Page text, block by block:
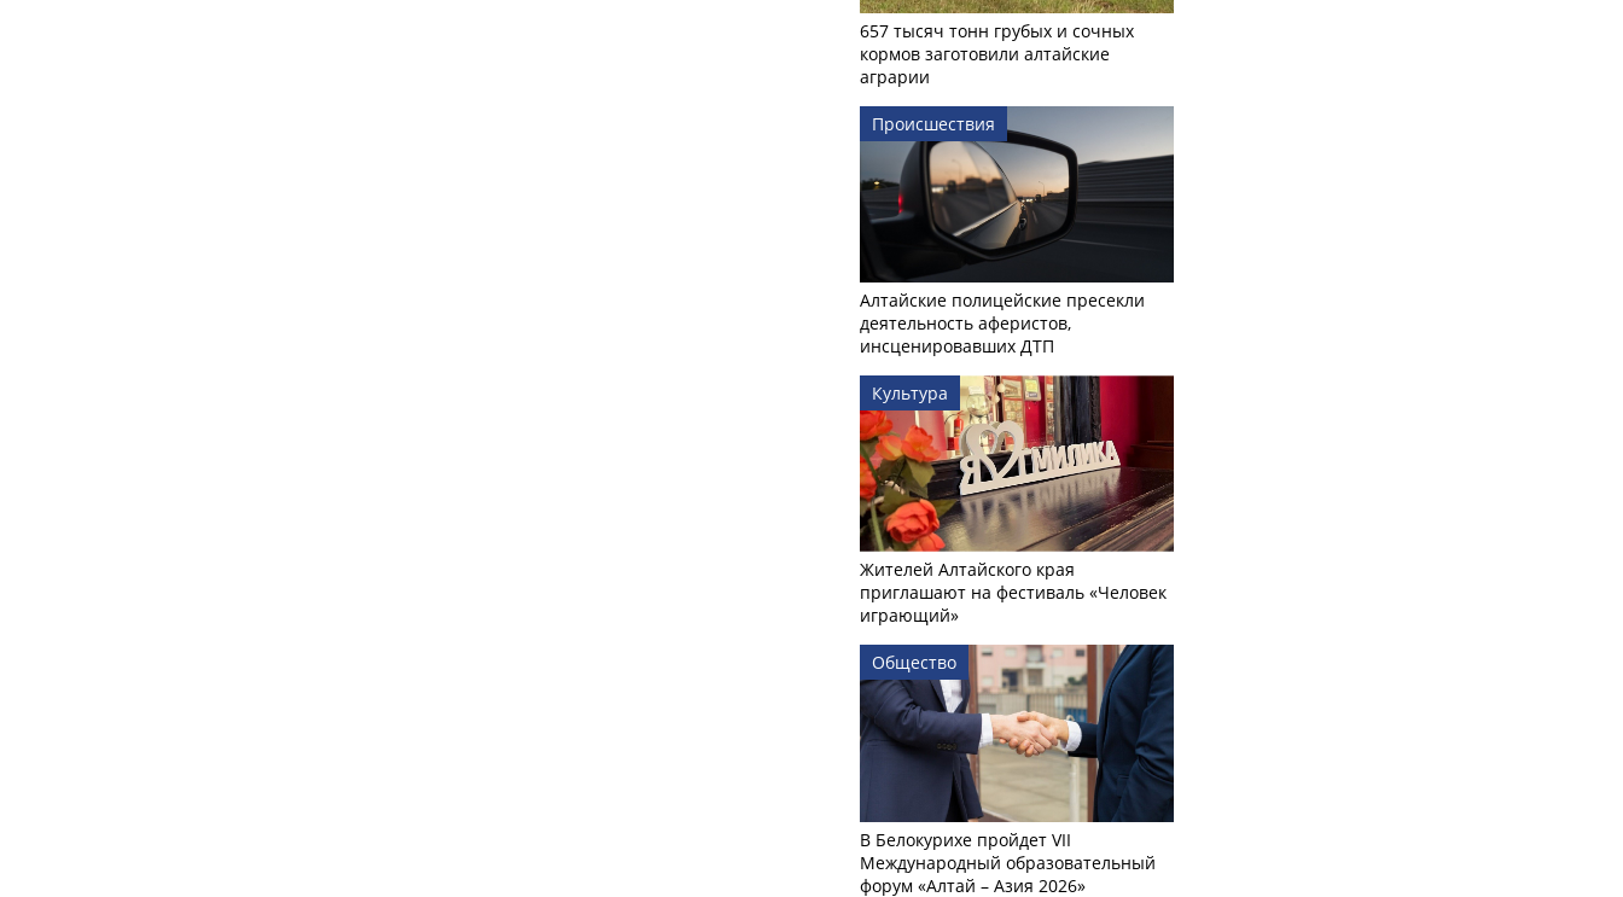
657 тысяч тонн грубых и сочных
кормов заготовили алтайские
аграрии
Происшествия
Алтайские полицейские пресекли
деятельность аферистов,
инсценировавших ДТП
Культура
Жителей Алтайского края
приглашают на фестиваль «Человек
играющий»
Общество
В Белокурихе пройдет VII
Международный образовательный
форум «Алтай – Азия 2026»